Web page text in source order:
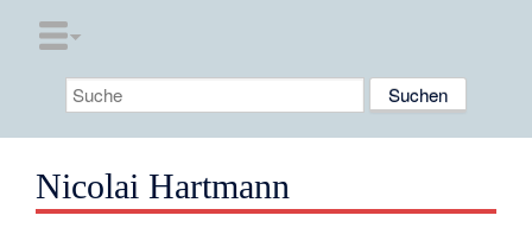
Nicolai Hartmann